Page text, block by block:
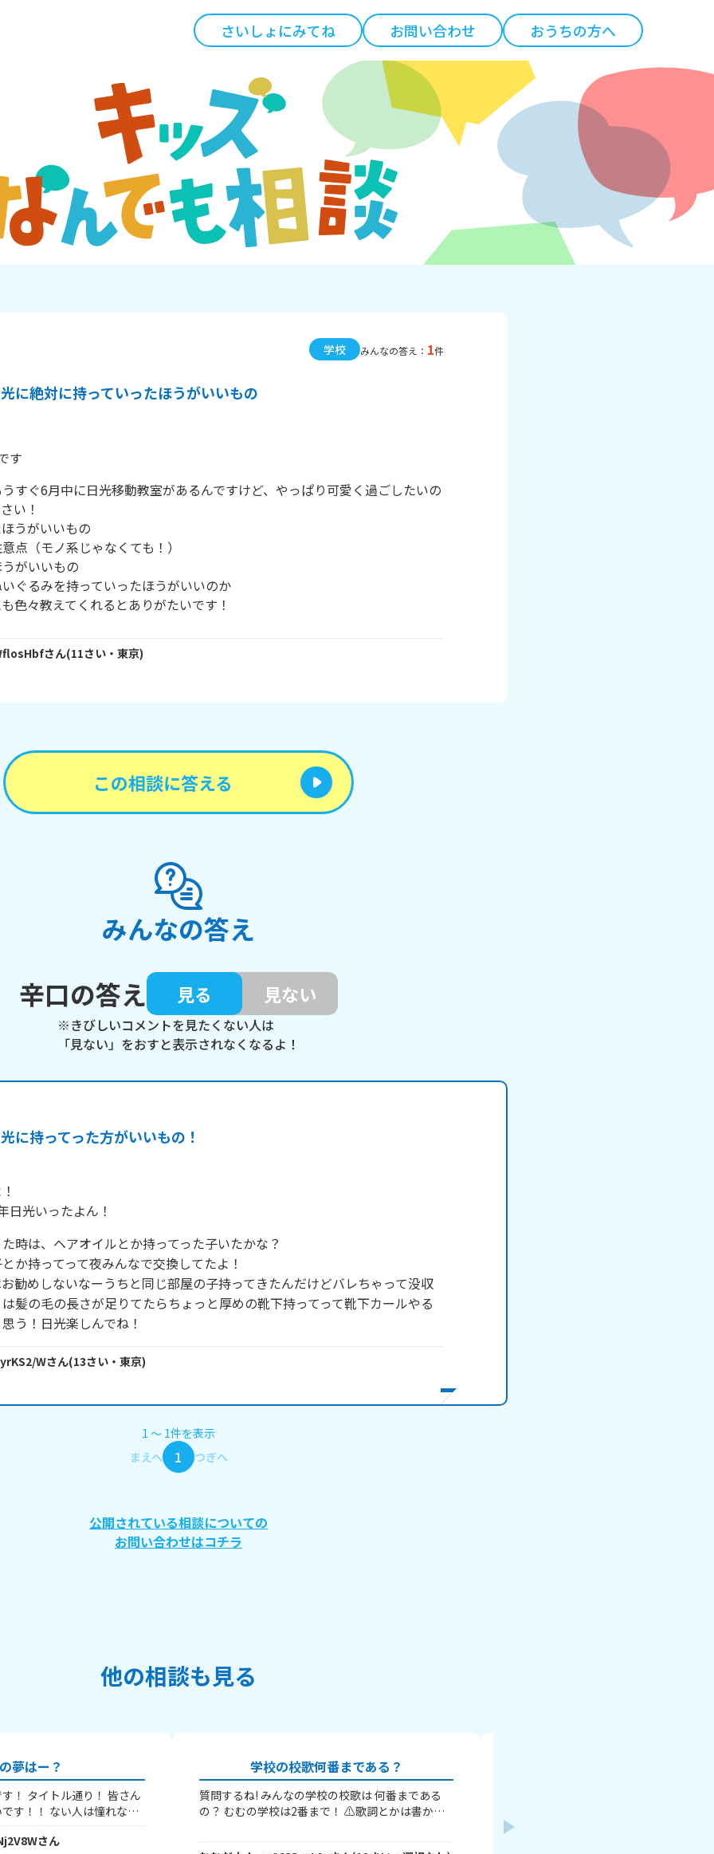
さいしょにみてね お問い合わせ おうちの方へ
学校 みんなの答え： 1件
に絶対に持っていったほうがいいもの
す
すぐ6月中に日光移動教室があるんですけど、やっぱり可愛く過ごしたいの
い！
うがいいもの
点（モノ系じゃなくても！）
がいいもの
ぐるみを持っていったほうがいいのか
さん(11さい・ 東京)
この相談に答える
みんなの答え
辛口の答え
見る 見ない
※きびしいコメントを見たくない人は
「見ない」をおすと表示されなくなるよ！
に持ってった方がいいもの！
日光いったよん！
時は、ヘアオイルとか持ってった子いたかな？
か持ってって夜みんなで交換してたよ！
勧めしないなーうちと同じ部屋の子持ってきたんだけどバレちゃって没収
髪の毛の長さが足りてたらちょっと厚めの靴下持ってって靴下カールやる
う！日光楽しんでね！
Wさん(13さい・ 東京)
1 〜 1件を表示
まえへ
1 つぎへ
公開されている相談についての
お問い合わせはコチラ
他の相談も見る
夢はー？
！ タイトル通り！ 皆さん
す！！ ない人は憧れな人
皆さん教えてねー！タメ
さん
学校の校歌何番まである？
質問するね! みんなの学校の校歌は 何番まである
の？ むむの学校は2番まで！ ⚠️歌詞とかは書かな
体、学校全体をまとめる委員会っていう